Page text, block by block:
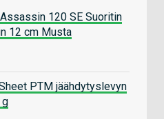
120 SE Suoritin
12 cm Musta
PTM jäähdytyslevyn
g